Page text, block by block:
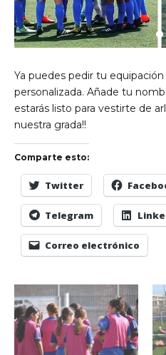
Ya puedes pedir tu
personalizada. Añade tu
estarás listo para vestirte de
nuestra grada!!
Comparte esto:
Twitter
Telegram
Correo electrónico